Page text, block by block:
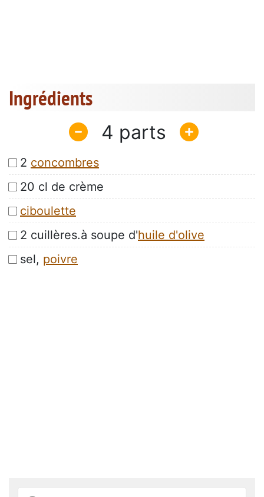
Ingrédients
4
2 concombres
20 cl de crème
ciboulette
2 cuillères.à soupe d'huile d'olive
sel, poivre